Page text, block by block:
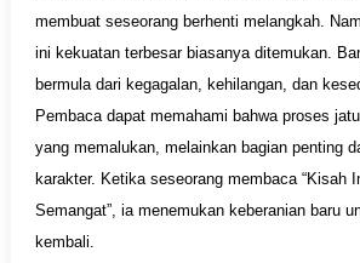
membuat seseorang berhenti melangkah.
ini kekuatan terbesar biasanya ditemukan.
bermula dari kegagalan, kehilangan, dan
Pembaca dapat memahami bahwa proses
yang memalukan, melainkan bagian penting
karakter. Ketika seseorang membaca “Kisah
Semangat”, ia menemukan keberanian baru
kembali.